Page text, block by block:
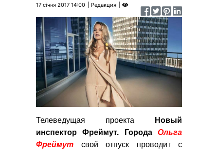
17 січня 2017 14:00 Редакция
Телеведущая проекта
Новый
инспектор Фреймут. Города Ольга
Фреймут
свой отпуск проводит с